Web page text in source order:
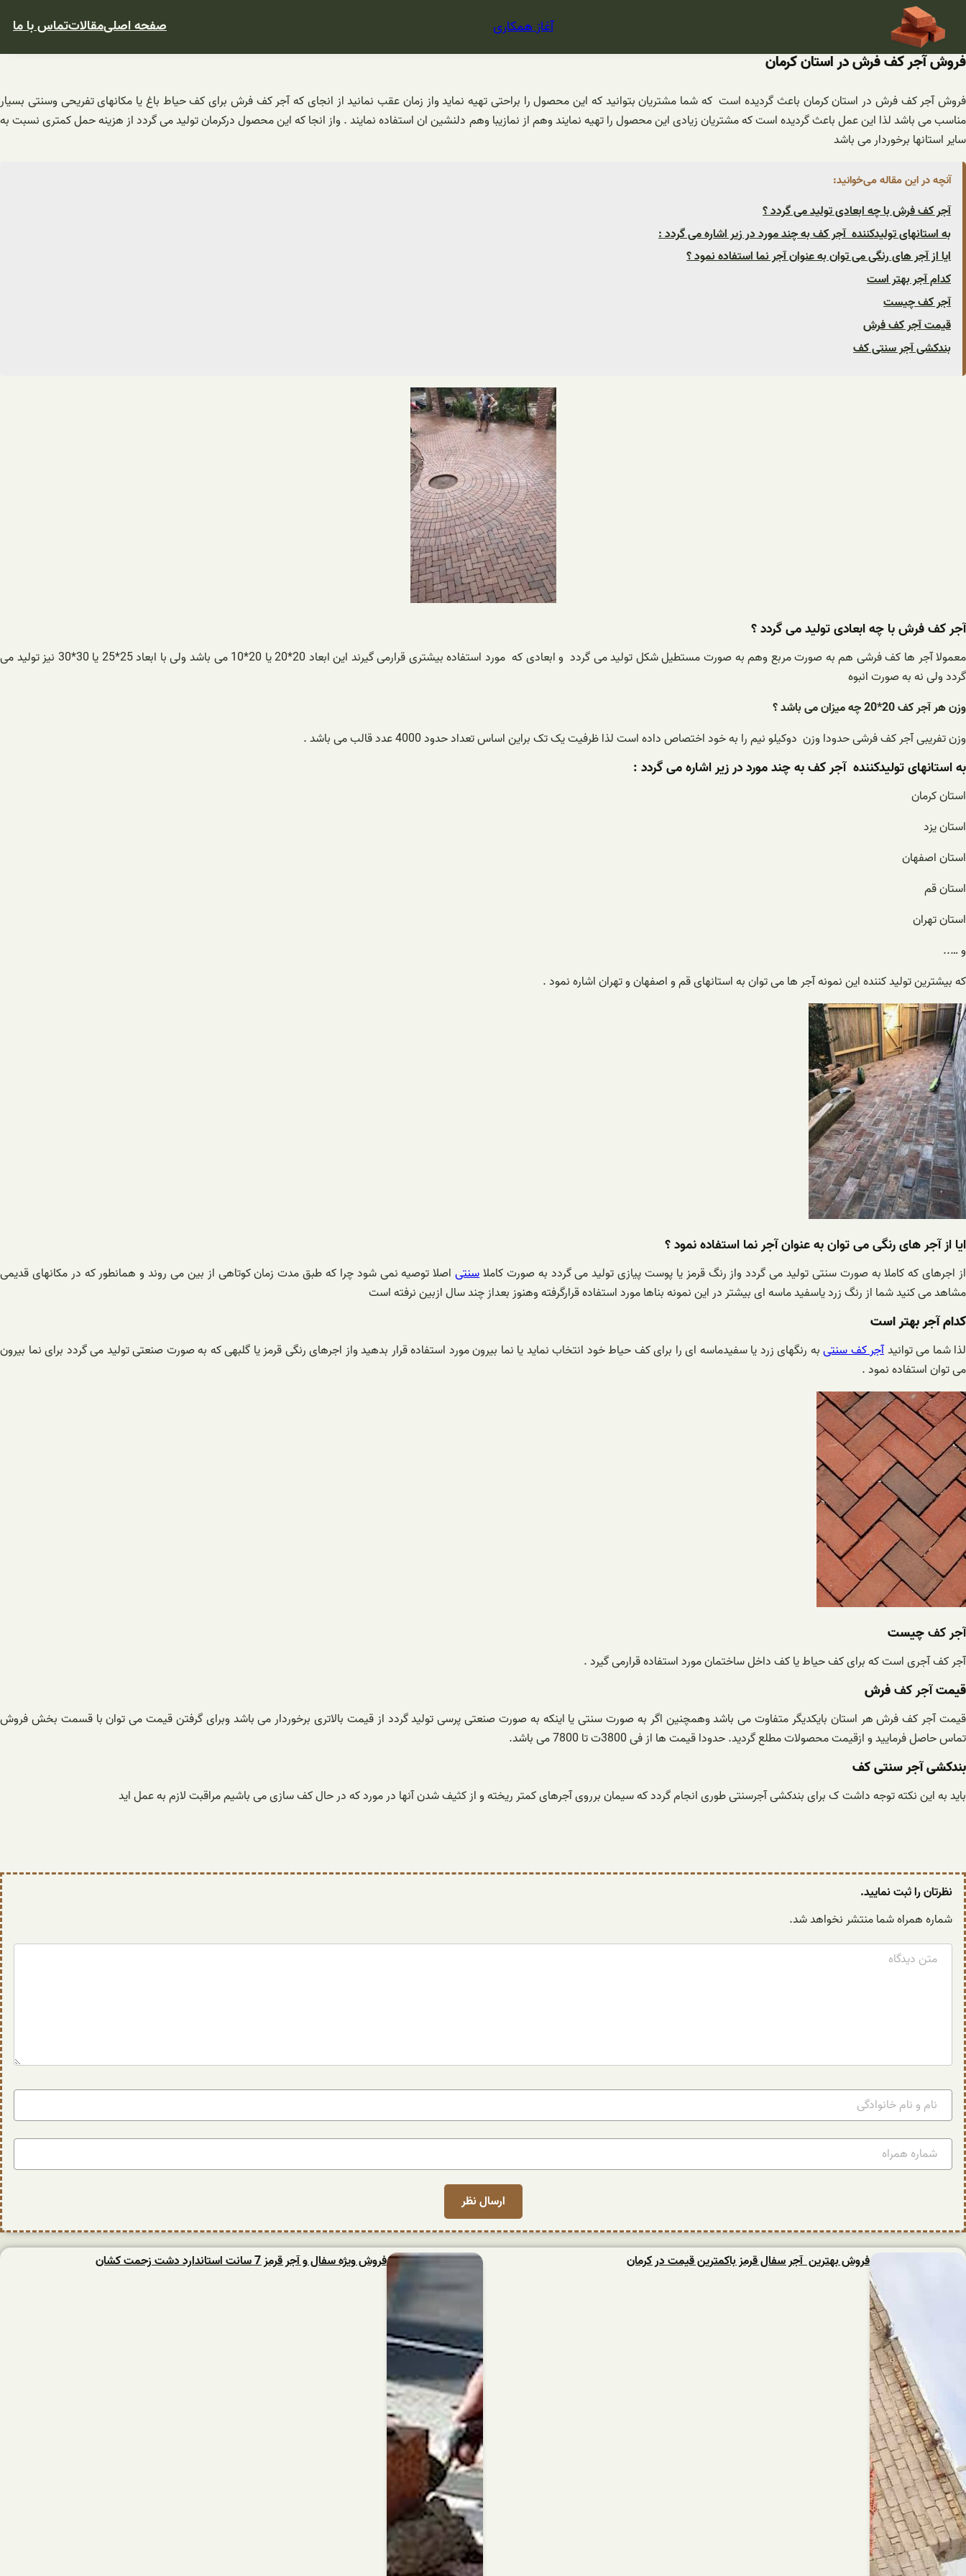
محتوا
آغاز همکاری صفحه اصلیمقالاتتماس با ما
فروش آجر کف فرش در استان کرمان
فروش آجر کف فرش در استان کرمان باعث گردیده است که شما مشتریان بتوانید که این محصول را براحتی تهیه نماید واز زمان عقب نمانید از انجای که آجر کف فرش برای کف حیاط باغ یا مکانهای تفریحی وسنتی بسیار
مناسب می باشد لذا این عمل باعث گردیده است که مشتریان زیادی این محصول را تهیه نمایند وهم از نمازیبا وهم دلنشین ان استفاده نمایند . واز انجا که این محصول درکرمان تولید می گردد از هزینه حمل کمتری نسبت به
سایر استانها برخوردار می باشد
آنچه در این مقاله می‌خوانید:
آجر کف فرش با چه ابعادی تولید می گردد ؟
به استانهای تولیدکننده آجر کف به چند مورد در زیر اشاره می گردد :
ایا از آجر های رنگی می توان به عنوان آجر نما استفاده نمود ؟
کدام آجر بهتر است
آجر کف چیست
قیمت آجر کف فرش
بندکشی آجر سنتی کف
آجر کف فرش با چه ابعادی تولید می گردد ؟
معمولا آجر ها کف فرشی هم به صورت مربع وهم به صورت مستطیل شکل تولید می گردد و ابعادی که مورد استفاده بیشتری قرارمی گیرند این ابعاد 20*20 یا 20*10 می باشد ولی با ابعاد 25*25 یا 30*30 نیز تولید می
گردد ولی نه به صورت انبوه
وزن هر آجر کف 20*20 چه میزان می باشد ؟
وزن تفریبی آجر کف فرشی حدودا وزن دوکیلو نیم را به خود اختصاص داده است لذا ظرفیت یک تک براین اساس تعداد حدود 4000 عدد قالب می باشد .
به استانهای تولیدکننده آجر کف به چند مورد در زیر اشاره می گردد :
استان کرمان
استان یزد
استان اصفهان
استان قم
استان تهران
و …..
که بیشترین تولید کننده این نمونه آجر ها می توان به استانهای قم و اصفهان و تهران اشاره نمود .
ایا از آجر های رنگی می توان به عنوان آجر نما استفاده نمود ؟
از اجرهای که کاملا به صورت سنتی تولید می گردد واز رنگ قرمز یا پوست پیازی تولید می گردد به صورت کاملاسنتیاصلا توصیه نمی شود چرا که طبق مدت زمان کوتاهی از بین می روند و همانطور که در مکانهای قدیمی
مشاهد می کنید شما از رنگ زرد یاسفید ماسه ای بیشتر در این نمونه بناها مورد استفاده قرارگرفته وهنوز بعداز چند سال ازبین نرفته است
کدام آجر بهتر است
لذا شما می توانیدآجر کف سنتیبه رنگهای زرد یا سفیدماسه ای را برای کف حیاط خود انتخاب نماید یا نما بیرون مورد استفاده قرار بدهید واز اجرهای رنگی قرمز یا گلبهی که به صورت صنعتی تولید می گردد برای نما بیرون
می توان استفاده نمود .
آجر کفچیست
آجر کف آجری است که برای کف حیاط یا کف داخل ساختمان مورد استفاده قرارمی گیرد .
قیمتآجر کففرش
قیمت آجر کف فرش هر استان بایکدیگر متفاوت می باشد وهمچنین اگر به صورت سنتی یا اینکه به صورت صنعتی پرسی تولید گردد از قیمت بالاتری برخوردار می باشد وبرای گرفتن قیمت می توان با قسمت بخش فروش
تماس حاصل فرمایید و ازقیمت محصولات مطلع گردید. حدودا قیمت ها از فی 3800ت تا 7800 می باشد.
بندکشی آجر سنتی کف
باید به این نکته توجه داشت ک برای بندکشی آجرسنتی طوری انجام گردد که سیمان برروی آجرهای کمتر ریخته و از کثیف شدن آنها در مورد که در حال کف سازی می باشیم مراقبت لازم به عمل اید
نظرتان را ثبت نمایید.
شماره همراه شما منتشر نخواهد شد.
فروش بهترین آجر سفال قرمز باکمترین قیمت در کرمان فروش ویژه سفال و آجر قرمز 7 سانت استاندارد دشت زحمت کشان